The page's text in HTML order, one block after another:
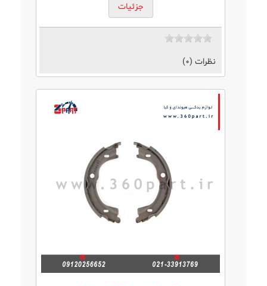
جزئیات
نظرات (0)